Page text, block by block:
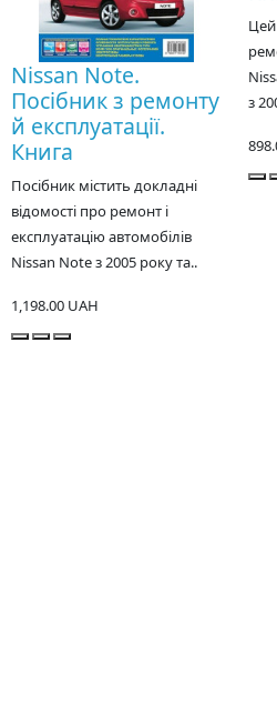
Nissan Note.
Посібник з ремонту
й експлуатації.
Книга
Посібник містить докладні
відомості про ремонт і
експлуатацію автомобілів
Nissan Note з 2005 року та..
1,198.00 UAH
з